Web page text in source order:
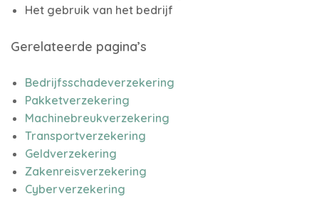
Het gebruik van het bedrijf
Gerelateerde pagina’s
Bedrijfsschadeverzekering
Pakketverzekering
Machinebreukverzekering
Transportverzekering
Geldverzekering
Zakenreisverzekering
Cyberverzekering